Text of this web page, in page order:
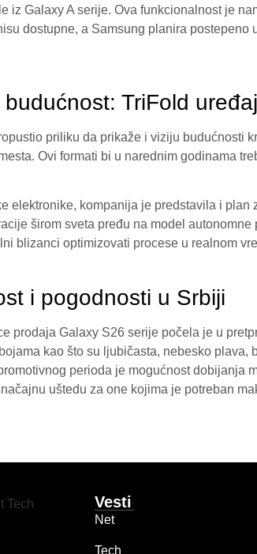
iz Galaxy A serije. Ova funkcionalnost je
dostupne, a Samsung planira
TriFold
priliku da prikaže i viziju budućnosti
Ovi formati bi u narednim godinama
elektronike, kompanija je predstavila i plan
širom sveta pređu na model
blizanci optimizovati procese u realnom
i pogodnosti u Srbiji
prodaja Galaxy S26 serije počela je u
kao što su ljubičasta, nebesko
perioda je mogućnost dobijanja
uštedu za one kojima je potreban
Vesti
Net
Tech